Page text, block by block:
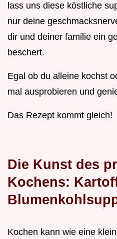
lass uns diese köstliche
nur deine
dir und deiner familie ein
beschert.
Egal ob du alleine kochst
mal ausprobieren und
Das Rezept kommt gleich!
Die Kunst des
Kochens:
Kochen kann wie eine